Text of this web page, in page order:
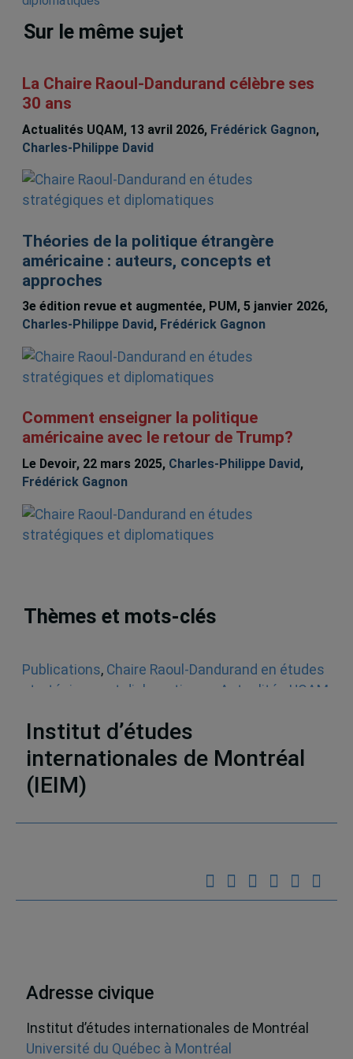
Sur le même sujet
La Chaire Raoul-Dandurand célèbre ses
30 ans
Actualités UQAM, 13 avril 2026, Frédérick Gagnon,
Charles-Philippe David
Théories de la politique étrangère
américaine : auteurs, concepts et
approches
3e édition revue et augmentée, PUM, 5 janvier 2026,
Charles-Philippe David , Frédérick Gagnon
Comment enseigner la politique
américaine avec le retour de Trump?
Le Devoir, 22 mars 2025, Charles-Philippe David,
Frédérick Gagnon
Thèmes et mots-clés
Publications, Chaire Raoul-Dandurand en études
stratégiques et diplomatiques
Actualités UQAM
Institut d’études
internationales de Montréal
(IEIM)
Adresse civique
Institut d’études internationales de Montréal
Université du Québec à Montréal